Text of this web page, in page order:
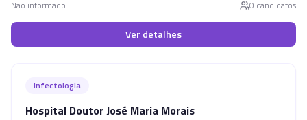
Não informado 0 candidatos
Ver detalhes
Infectologia
Hospital Doutor José Maria Morais